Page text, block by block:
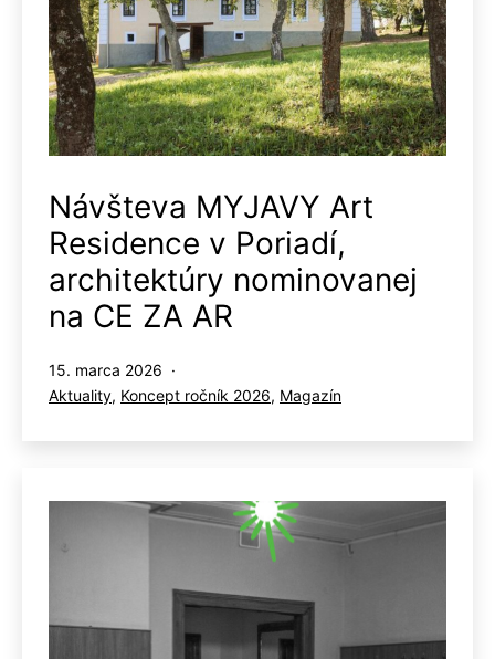
Návšteva MYJAVY Art
Residence v Poriadí,
architektúry nominovanej
na CE ZA AR
Publikované
15. marca 2026
Kategorizované
Aktuality, Koncept ročník 2026, Magazín